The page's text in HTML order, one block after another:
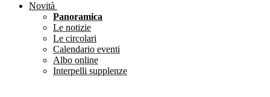
Novità
Panoramica
Le notizie
Le circolari
Calendario eventi
Albo online
Interpelli supplenze